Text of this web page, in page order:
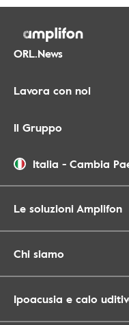
ORL.News
Lavora con noi
Il Gruppo
Italia - Cambia
Le soluzioni Amplifon
Chi siamo
Ipoacusia e calo